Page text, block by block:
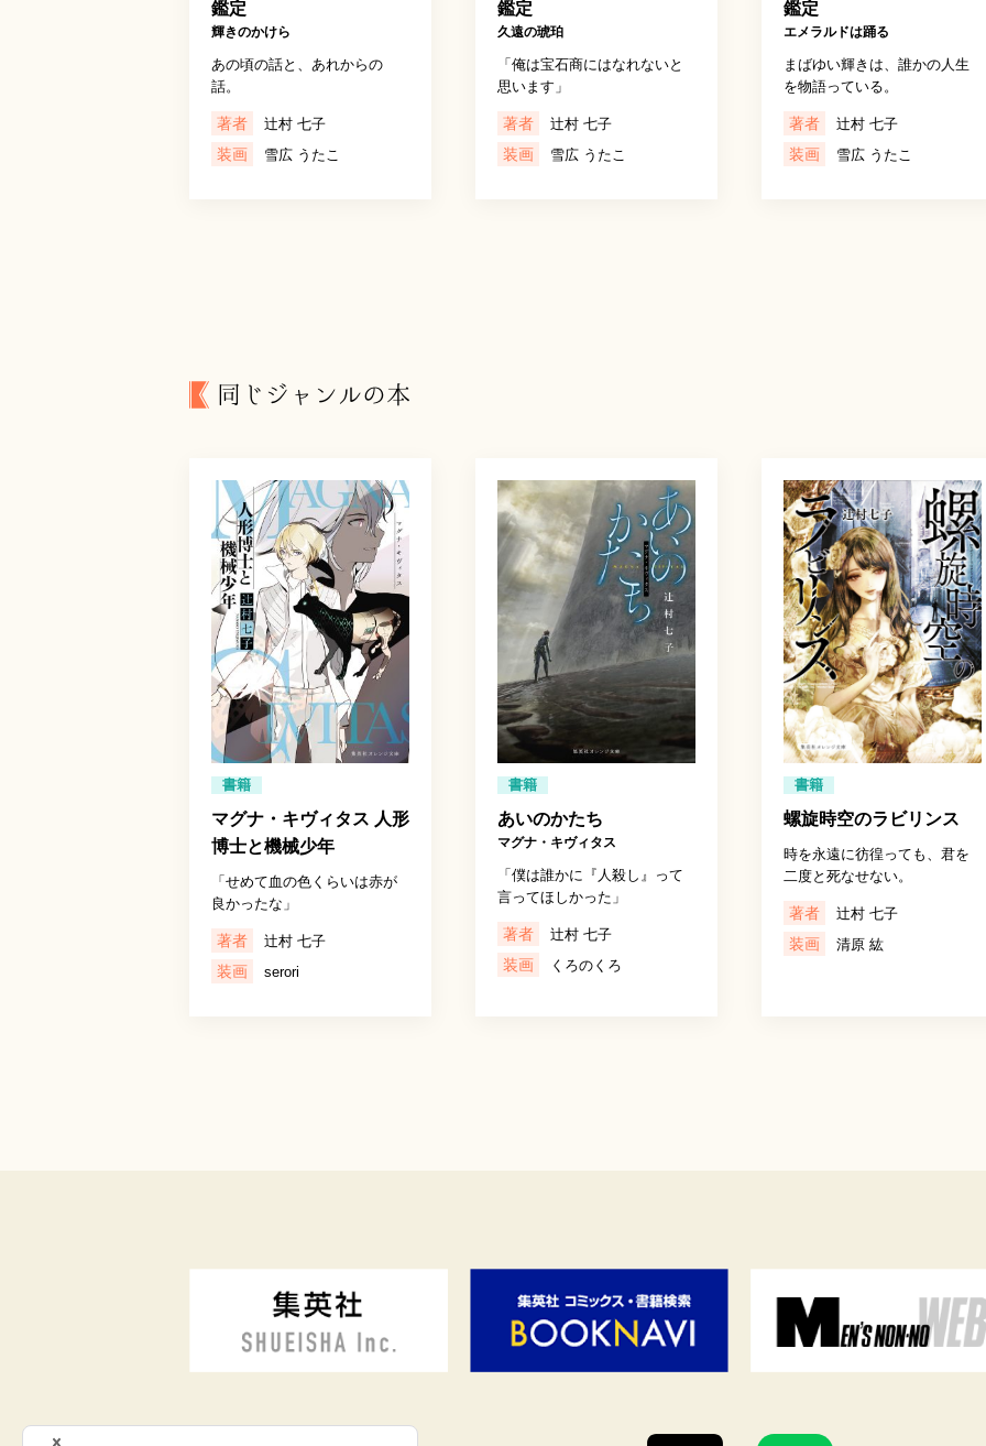
鑑定
輝きのかけら
あの頃の話と、あれからの
話。
著者 辻村 七子
装画 雪広 うたこ
鑑定
久遠の琥珀
「俺は宝石商にはなれないと
思います」
著者 辻村 七子
装画 雪広 うたこ
鑑定
エメラルドは踊る
まばゆい輝きは、誰かの人生
を物語っている。
著者 辻村 七子
装画 雪広 うたこ
同じジャンルの本
書籍
マグナ・キヴィタス 人形
博士と機械少年
「せめて血の色くらいは赤が
良かったな」
著者 辻村 七子
装画 serori
書籍
あいのかたち
マグナ・キヴィタス
「僕は誰かに『人殺し』って
言ってほしかった」
著者 辻村 七子
装画 くろのくろ
書籍
螺旋時空のラビリンス
時を永遠に彷徨っても、君を
二度と死なせない。
著者 辻村 七子
装画 清原 紘